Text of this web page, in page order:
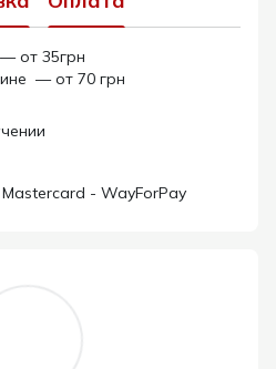
от 35грн
— от 70 грн
- WayForPay